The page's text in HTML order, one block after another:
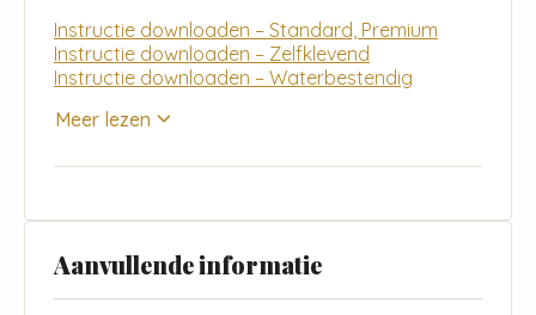
Instructie downloaden – Standard, Premium
Instructie downloaden – Zelfklevend
Instructie downloaden – Waterbestendig
Meer lezen
Aanvullende informatie